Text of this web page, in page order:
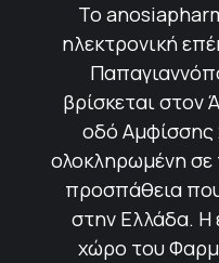
Το
ηλεκτρονική
βρίσκεται στον
οδό Αμφίσσης
ολοκληρωμένη σε
προσπάθεια που
στην Ελλάδα. Η
χώρο του